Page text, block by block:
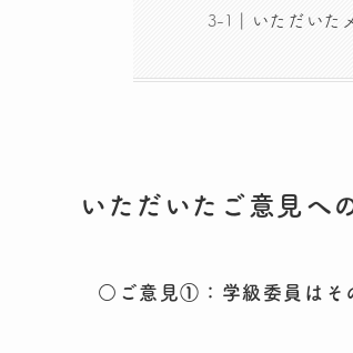
いただいた
いただいたご意見へ
○ご意見①：学級委員はそ